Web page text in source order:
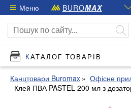
Меню BUROMAX
КАТАЛОГ ТОВАРІВ
Канцтовари Buromax Офісне
Клей ПВА PASTEL 200 мл з